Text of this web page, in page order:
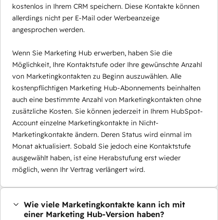
kostenlos in Ihrem CRM speichern. Diese Kontakte können
allerdings nicht per E-Mail oder Werbeanzeige
angesprochen werden.
Wenn Sie Marketing Hub erwerben, haben Sie die
Möglichkeit, Ihre Kontaktstufe oder Ihre gewünschte Anzahl
von Marketingkontakten zu Beginn auszuwählen. Alle
kostenpflichtigen Marketing Hub-Abonnements beinhalten
auch eine bestimmte Anzahl von Marketingkontakten ohne
zusätzliche Kosten. Sie können jederzeit in Ihrem HubSpot-
Account einzelne Marketingkontakte in Nicht-
Marketingkontakte ändern. Deren Status wird einmal im
Monat aktualisiert. Sobald Sie jedoch eine Kontaktstufe
ausgewählt haben, ist eine Herabstufung erst wieder
möglich, wenn Ihr Vertrag verlängert wird.
Wie viele Marketingkontakte kann ich mit
einer Marketing Hub-Version haben?